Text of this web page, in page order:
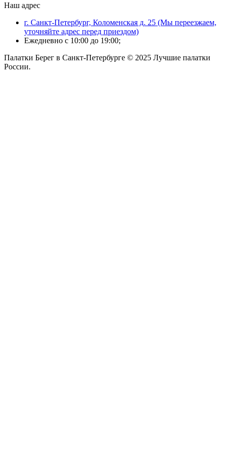
Наш адрес
г. Санкт-Петербург, Коломенская д. 25 (Мы переезжаем,
уточняйте адрес перед приездом)
Ежедневно с 10:00 до 19:00;
Палатки Берег в Санкт-Петербурге © 2025 Лучшие палатки
России.